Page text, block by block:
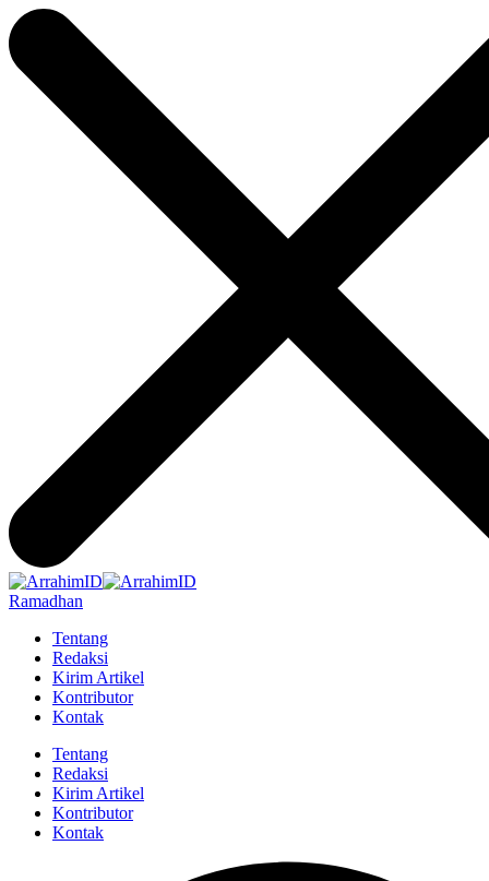
Ramadhan
Tentang
Redaksi
Kirim Artikel
Kontributor
Kontak
Tentang
Redaksi
Kirim Artikel
Kontributor
Kontak